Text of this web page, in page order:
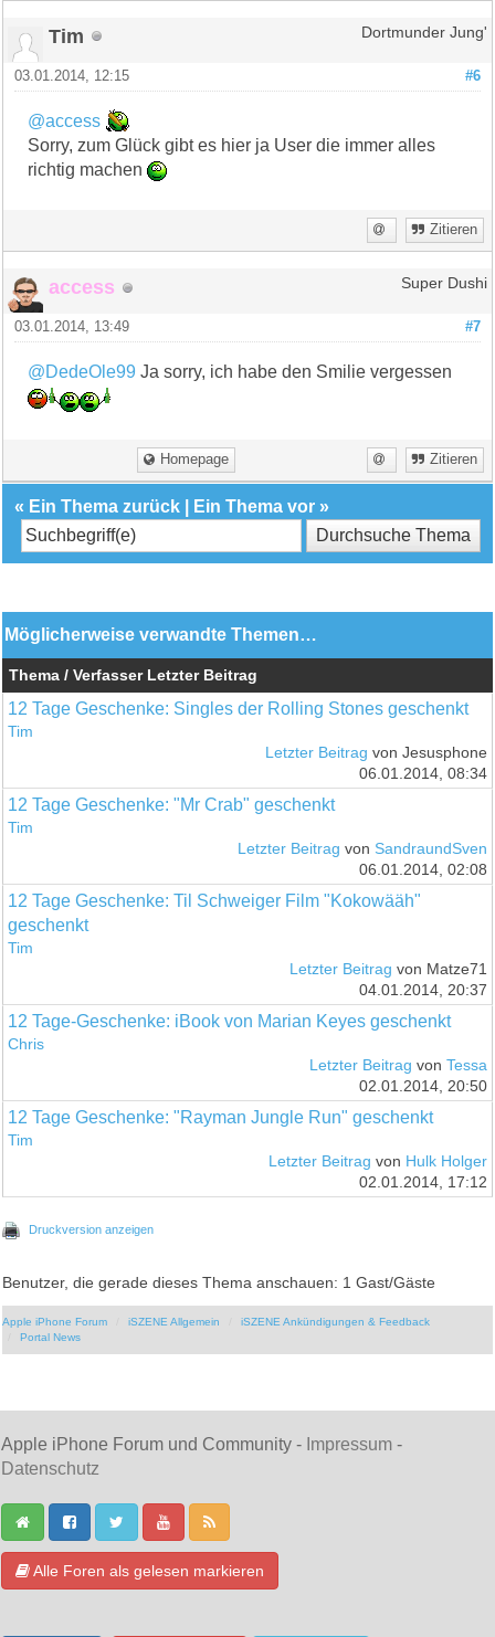
Tim Dortmunder Jung'
#6
03.01.2014, 12:15
@access
Sorry, zum Glück gibt es hier ja User die immer alles
richtig machen
Zitieren
access Super Dushi
#7
03.01.2014, 13:49
@DedeOle99 Ja sorry, ich habe den Smilie vergessen
Homepage Zitieren
« Ein Thema zurück Ein Thema vor »
Möglicherweise verwandte Themen…
Thema / Verfasser Letzter Beitrag
12 Tage Geschenke: Singles der Rolling Stones geschenkt
Tim
Letzter Beitrag von Jesusphone
06.01.2014, 08:34
12 Tage Geschenke: "Mr Crab" geschenkt
Tim
Letzter Beitrag von SandraundSven
06.01.2014, 02:08
12 Tage Geschenke: Til Schweiger Film "Kokowääh"
geschenkt
Tim
Letzter Beitrag von Matze71
04.01.2014, 20:37
12 Tage-Geschenke: iBook von Marian Keyes geschenkt
Chris
Letzter Beitrag von Tessa
02.01.2014, 20:50
12 Tage Geschenke: "Rayman Jungle Run" geschenkt
Tim
Letzter Beitrag von Hulk Holger
02.01.2014, 17:12
Druckversion anzeigen
Benutzer, die gerade dieses Thema anschauen: 1 Gast/Gäste
Apple iPhone Forum iSZENE Allgemein
iSZENE Ankündigungen & Feedback
Portal News
Apple iPhone Forum und Community - Impressum -
Datenschutz
Alle Foren als gelesen markieren